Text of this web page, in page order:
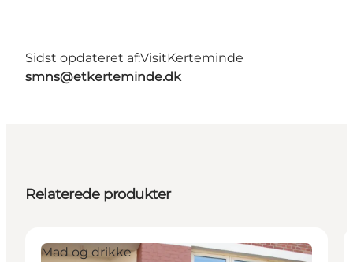
Sidst opdateret af:VisitKerteminde
smns@etkerteminde.dk
Relaterede produkter
Mad og drikke